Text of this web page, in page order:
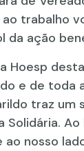
trabalho
da ação
Hoesp
e de toda
traz um
Solidária.
nosso